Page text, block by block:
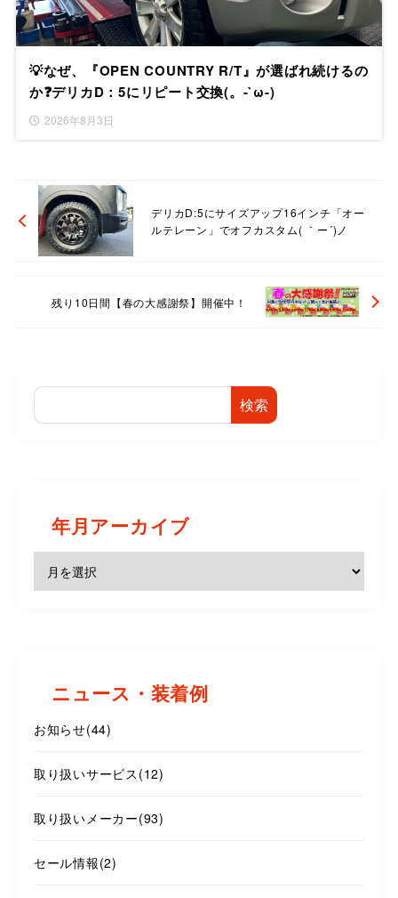
💡なぜ、『OPEN COUNTRY R/T』が選ばれ続けるの
か❓デリカD：5にリピート交換(。-`ω-)
2026年8月3日
デリカD:5にサイズアップ16インチ「オー
ルテレーン」でオフカスタム( ｀ー´)ノ
残り10日間【春の大感謝祭】開催中！
検索
年月アーカイブ
ニュース・装着例
お知らせ(44)
取り扱いサービス (12)
取り扱いメーカー(93)
セール情報(2)